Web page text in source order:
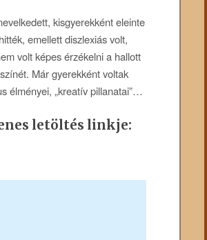
kisgyerekként eleinte
emellett diszlexiás volt,
volt képes érzékelni a hallott
Már gyerekként voltak
élményei, „kreatív pillanatai”…
letöltés linkje: